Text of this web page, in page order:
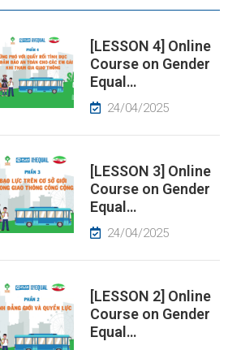
[LESSON 4] Online
Course on Gender
Equal…
24/04/2025
[LESSON 3] Online
Course on Gender
Equal…
24/04/2025
[LESSON 2] Online
Course on Gender
Equal…